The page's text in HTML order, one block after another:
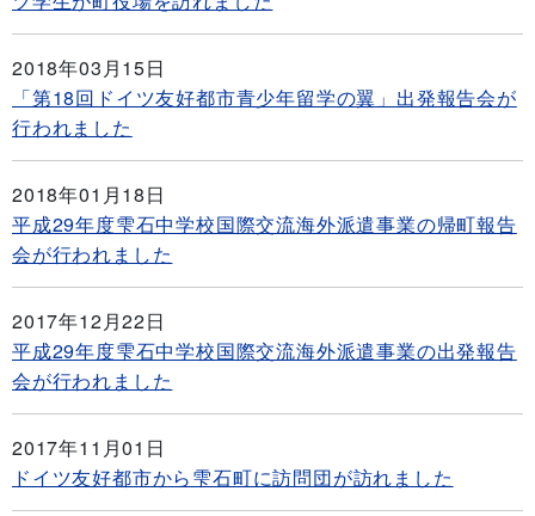
2018年03月15日
「第18回ドイツ友好都市青少年留学の翼」出発報告会が
行われました
2018年01月18日
平成29年度雫石中学校国際交流海外派遣事業の帰町報告
会が行われました
2017年12月22日
平成29年度雫石中学校国際交流海外派遣事業の出発報告
会が行われました
2017年11月01日
ドイツ友好都市から雫石町に訪問団が訪れました